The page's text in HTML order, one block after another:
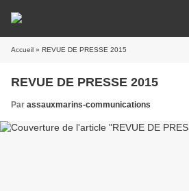
Accueil » REVUE DE PRESSE 2015
REVUE DE PRESSE 2015
Par assauxmarins-communications